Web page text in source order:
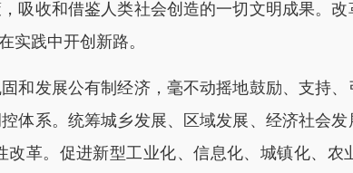
吸收和借鉴人类社会创造的一切文明成果。
践中开创新路。
发展公有制经济，毫不动摇地鼓励、支持、
体系。统筹城乡发展、区域发展、经济社会
革。促进新型工业化、信息化、城镇化、